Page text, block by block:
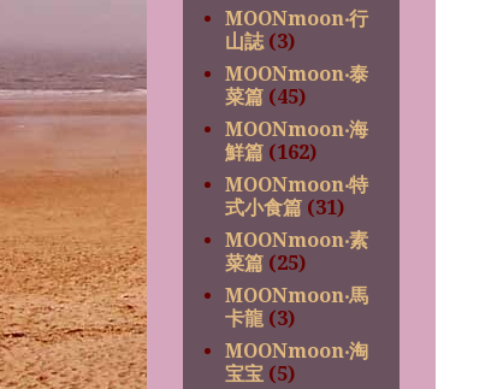
MOONmoon‧行
山誌 (3)
MOONmoon‧泰
菜篇 (45)
MOONmoon‧海
鮮篇 (162)
MOONmoon‧特
式小食篇 (31)
MOONmoon‧素
菜篇 (25)
MOONmoon‧馬
卡龍 (3)
MOONmoon‧淘
宝宝 (5)